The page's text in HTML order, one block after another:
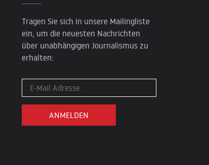
Tragen Sie sich in unsere Mailingliste
ein, um die neuesten Nachrichten
über unabhängigen Journalismus zu
erhalten: